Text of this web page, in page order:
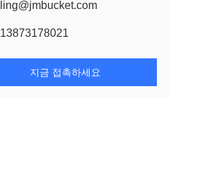
ling@jmbucket.com
13873178021
지금 접촉하세요